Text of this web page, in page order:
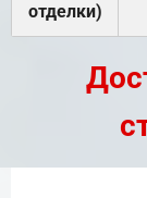
отделки)